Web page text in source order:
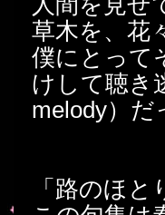
草木を、花
僕にとって
けして聴き
melody）だ
「路のほと